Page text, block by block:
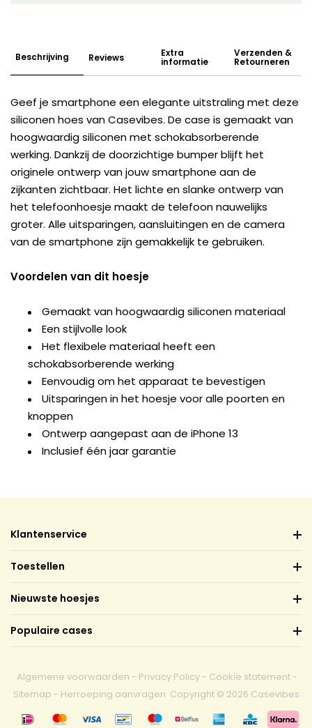
Beschrijving Reviews Extra
informatie
Verzenden &
Retourneren
Geef je smartphone een elegante uitstraling met deze
siliconen hoes van Casevibes. De case is gemaakt van
hoogwaardig siliconen met schokabsorberende
werking. Dankzij de doorzichtige bumper blijft het
originele ontwerp van jouw smartphone aan de
zijkanten zichtbaar. Het lichte en slanke ontwerp van
het telefoonhoesje maakt de telefoon nauwelijks
groter. Alle uitsparingen, aansluitingen en de camera
van de smartphone zijn gemakkelijk te gebruiken.
Voordelen van dit hoesje
Gemaakt van hoogwaardig siliconen materiaal
Een stijlvolle look
Het flexibele materiaal heeft een
schokabsorberende werking
Eenvoudig om het apparaat te bevestigen
Uitsparingen in het hoesje voor alle poorten en
knoppen
Ontwerp aangepast aan de iPhone 13
Inclusief één jaar garantie
Klantenservice
Toestellen
Nieuwste hoesjes
Populaire cases
Algemene voorwaarden - Privacy Policy - Cookie statement -
Sitemap - Herroeping aanvragen Copyright © 2026 Casevibes